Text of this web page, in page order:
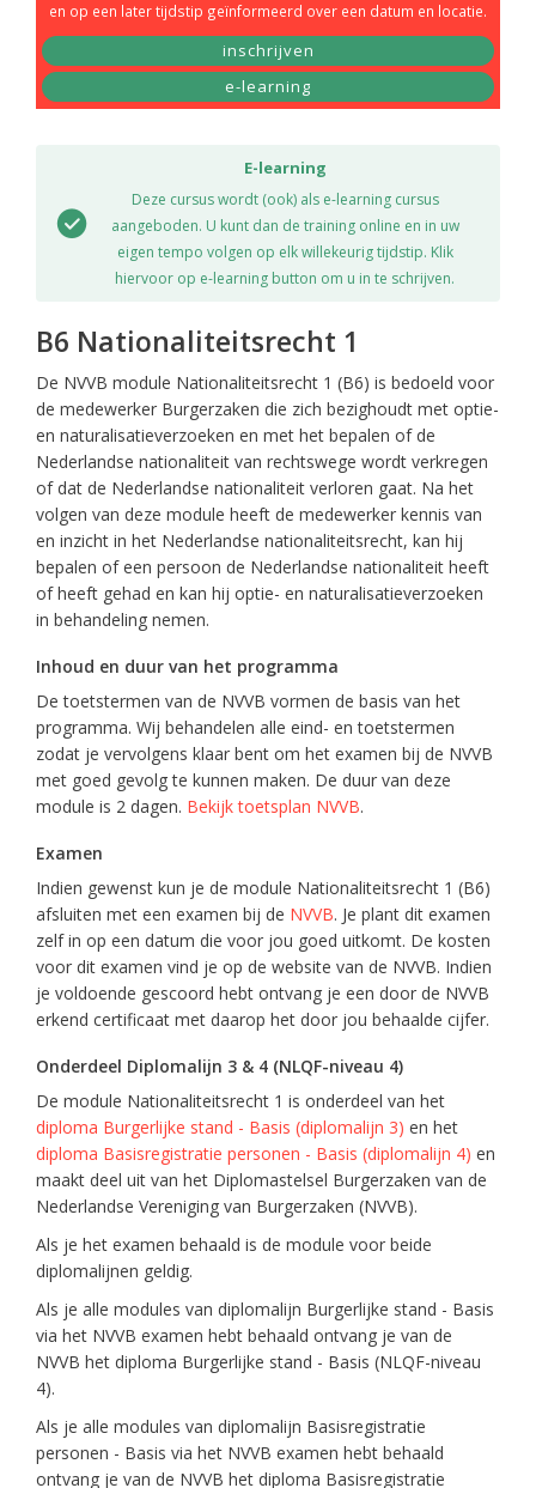
en op een later tijdstip geïnformeerd over een datum en locatie.
inschrijven
e-learning
E-learning
Deze cursus wordt (ook) als e-learning cursus
aangeboden. U kunt dan de training online en in uw
eigen tempo volgen op elk willekeurig tijdstip. Klik
hiervoor op e-learning button om u in te schrijven.
B6 Nationaliteitsrecht 1
De NVVB module Nationaliteitsrecht 1 (B6) is bedoeld voor
de medewerker Burgerzaken die zich bezighoudt met optie-
en naturalisatieverzoeken en met het bepalen of de
Nederlandse nationaliteit van rechtswege wordt verkregen
of dat de Nederlandse nationaliteit verloren gaat. Na het
volgen van deze module heeft de medewerker kennis van
en inzicht in het Nederlandse nationaliteitsrecht, kan hij
bepalen of een persoon de Nederlandse nationaliteit heeft
of heeft gehad en kan hij optie- en naturalisatieverzoeken
in behandeling nemen.
Inhoud en duur van het programma
De toetstermen van de NVVB vormen de basis van het
programma. Wij behandelen alle eind- en toetstermen
zodat je vervolgens klaar bent om het examen bij de NVVB
met goed gevolg te kunnen maken. De duur van deze
module is 2 dagen. Bekijk toetsplan NVVB.
Examen
Indien gewenst kun je de module Nationaliteitsrecht 1 (B6)
afsluiten met een examen bij de NVVB. Je plant dit examen
zelf in op een datum die voor jou goed uitkomt. De kosten
voor dit examen vind je op de website van de NVVB. Indien
je voldoende gescoord hebt ontvang je een door de NVVB
erkend certificaat met daarop het door jou behaalde cijfer.
Onderdeel Diplomalijn 3 & 4 (NLQF-niveau 4)
De module Nationaliteitsrecht 1 is onderdeel van het
diploma Burgerlijke stand - Basis (diplomalijn 3) en het
diploma Basisregistratie personen - Basis (diplomalijn 4) en
maakt deel uit van het Diplomastelsel Burgerzaken van de
Nederlandse Vereniging van Burgerzaken (NVVB).
Als je het examen behaald is de module voor beide
diplomalijnen geldig.
Als je alle modules van diplomalijn Burgerlijke stand - Basis
via het NVVB examen hebt behaald ontvang je van de
NVVB het diploma Burgerlijke stand - Basis (NLQF-niveau
4).
Als je alle modules van diplomalijn Basisregistratie
personen - Basis via het NVVB examen hebt behaald
ontvang je van de NVVB het diploma Basisregistratie